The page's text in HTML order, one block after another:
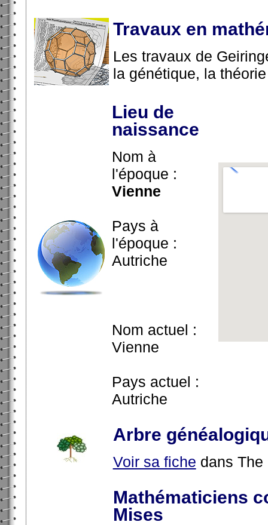
Travaux en
Les travaux de
la génétique, la
Lieu de
naissance
Nom à
l'époque :
Vienne
Pays à
l'époque :
Autriche
Nom actuel :
Vienne
Pays actuel :
Autriche
Arbre
Voir sa fiche dans
Mathématiciens
Mises